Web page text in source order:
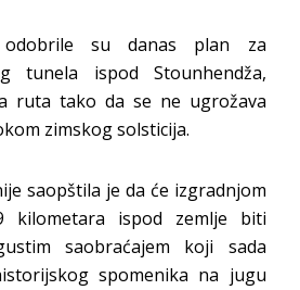
odobrile su danas plan za
tunela ispod Stounhendža,
ruta tako da se ne ugrožava
zimskog solsticija.
saopštila je da će izgradnjom
kilometara ispod zemlje biti
saobraćajem koji sada
spomenika na jugu